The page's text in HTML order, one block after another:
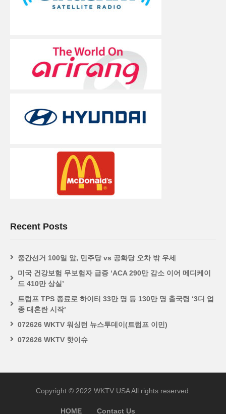
Recent Posts
중간선거 100일 앞, 민주당 vs 공화당 오차 밖 우세
미국 건강보험 무보험자 급증 ‘ACA 290만 감소 이어 메디케이
드 410만 상실’
트럼프 TPS 종료로 하이티 33만 명 등 130만 명 출국령 ‘3디 업
종 대혼란 시작’
072626 WKTV 워싱턴 뉴스투데이(트럼프 이민)
072626 WKTV 핫이슈
Copyright © 2022 WKTV USA All rights reserved.
HOME Contact Us